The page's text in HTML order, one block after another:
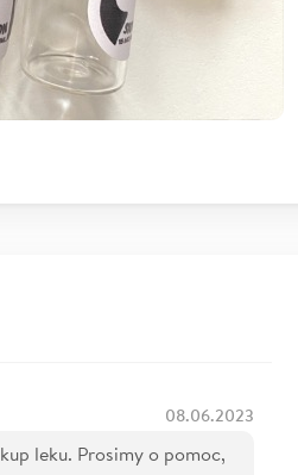
08.06.2023
leku. Prosimy o pomoc,